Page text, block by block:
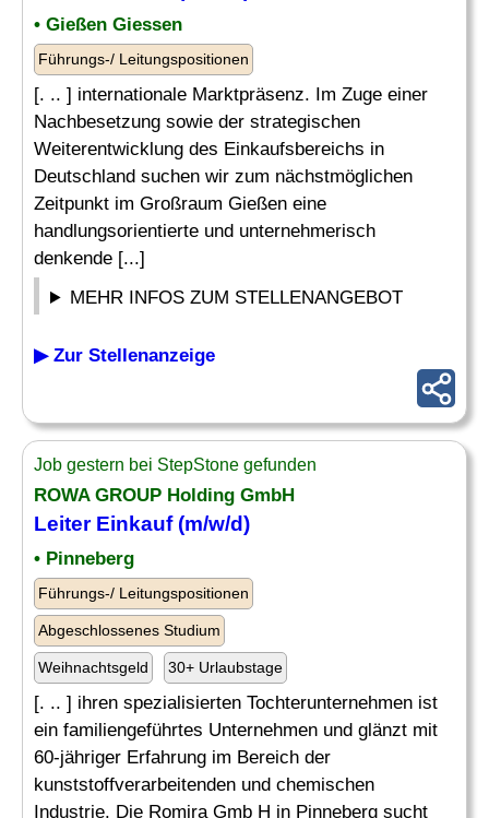
• Gießen Giessen
Führungs-/ Leitungspositionen
[. .. ] internationale Marktpräsenz. Im Zuge einer
Nachbesetzung sowie der strategischen
Weiterentwicklung des Einkaufsbereichs in
Deutschland suchen wir zum nächstmöglichen
Zeitpunkt im Großraum Gießen eine
handlungsorientierte und unternehmerisch
denkende [...]
MEHR INFOS ZUM STELLENANGEBOT
▶ Zur Stellenanzeige
Job gestern bei StepStone gefunden
ROWA GROUP Holding GmbH
Leiter Einkauf(m/w/d)
• Pinneberg
Führungs-/ Leitungspositionen
Abgeschlossenes Studium
Weihnachtsgeld 30+ Urlaubstage
[. .. ] ihren spezialisierten Tochterunternehmen ist
ein familiengeführtes Unternehmen und glänzt mit
60-jähriger Erfahrung im Bereich der
kunststoffverarbeitenden und chemischen
Industrie. Die Romira Gmb H in Pinneberg sucht